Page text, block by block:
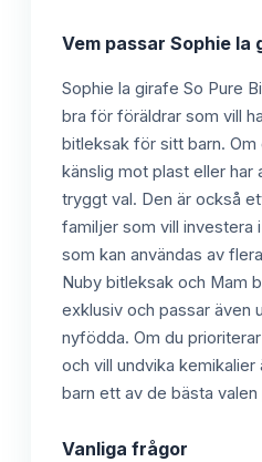
Vem passar Sophie la
Sophie la girafe So Pure
bra för föräldrar som vill
bitleksak för sitt barn. Om
känslig mot plast eller har
tryggt val. Den är också
familjer som vill investera
som kan användas av
Nuby bitleksak och Mam
exklusiv och passar även
nyfödda. Om du
och vill undvika
barn ett av de bästa valen
Vanliga frågor